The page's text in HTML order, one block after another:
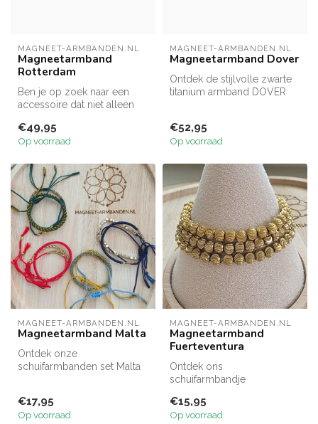
MAGNEET-ARMBANDEN.NL
Magneetarmband
Rotterdam
Ben je op zoek naar een
accessoire dat niet alleen
extra’...
€49,95
Op voorraad
MAGNEET-ARMBANDEN.NL
Magneetarmband Dover
Ontdek de stijlvolle zwarte
titanium armband DOVER
€52,95
Op voorraad
MAGNEET-ARMBANDEN.NL
Magneetarmband Malta
Ontdek onze
schuifarmbanden set Malta
€17,95
Op voorraad
MAGNEET-ARMBANDEN.NL
Magneetarmband
Fuerteventura
Ontdek ons
schuifarmbandje
Dit armbandje met bewerkte
koperen kra...
€15,95
Op voorraad